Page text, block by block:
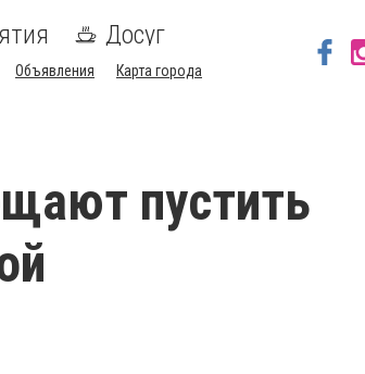
Досуг
Объявления Карта города
пустить